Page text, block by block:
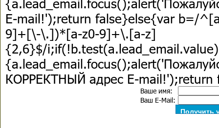
E-mail!');return false}else{var b=/
9]+[\-\.])*[a-z0-9]+\.[a-z]
{2,6}$/
КОРРЕКТНЫЙ адрес E-
Ваше имя:
Ваш E-Mail: